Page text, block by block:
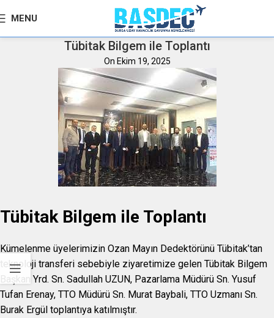
MENU
Tübitak Bilgem ile Toplantı
On Ekim 19, 2025
Tübitak Bilgem ile Toplantı
Kümelenme üyelerimizin Ozan Mayın Dedektörünü Tübitak’tan
teknoloji transferi sebebiyle ziyaretimize gelen Tübitak Bilgem
Başkan Yrd. Sn. Sadullah UZUN, Pazarlama Müdürü Sn. Yusuf
Tufan Erenay, TTO Müdürü Sn. Murat Baybali, TTO Uzmanı Sn.
Burak Ergül toplantıya katılmıştır.